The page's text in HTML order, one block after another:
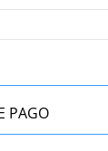
PAGO